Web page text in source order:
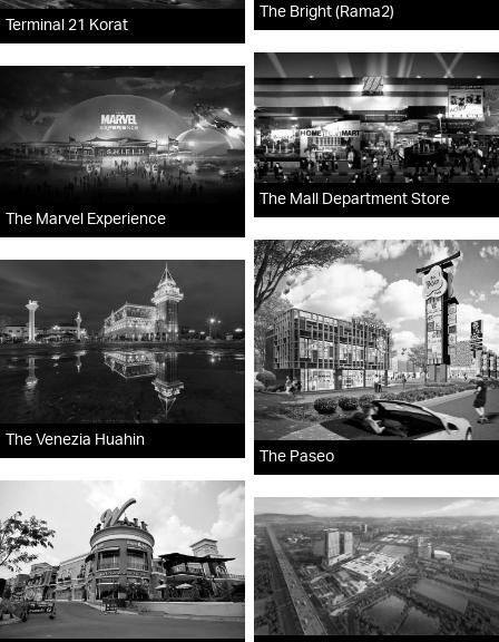
Terminal 21 Korat
The Bright (Rama2)
The Mall Department Store
The Marvel Experience
The Paseo
The Venezia Huahin